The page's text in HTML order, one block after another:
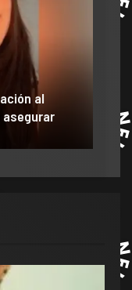
al
asegurar